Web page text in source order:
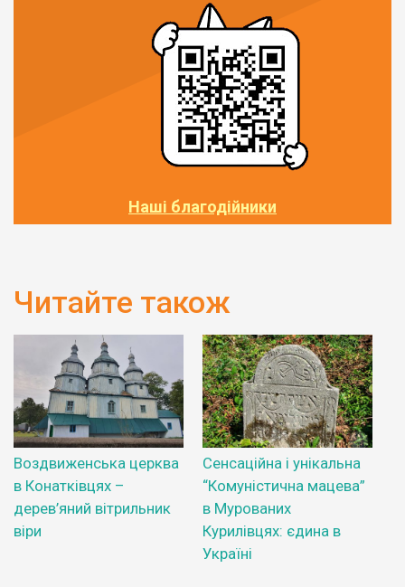
Наші благодійники
Читайте також
Воздвиженська церква
в Конатківцях –
дерев’яний вітрильник
віри
Сенсаційна і унікальна
“Комуністична мацева”
в Мурованих
Курилівцях: єдина в
Україні